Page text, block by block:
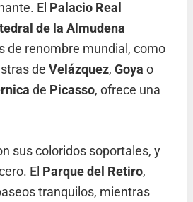
El Palacio Real
de la Almudena
de renombre mundial, como
de Velázquez, Goya o
de Picasso, ofrece una
sus coloridos soportales, y
El Parque del Retiro,
tranquilos, mientras